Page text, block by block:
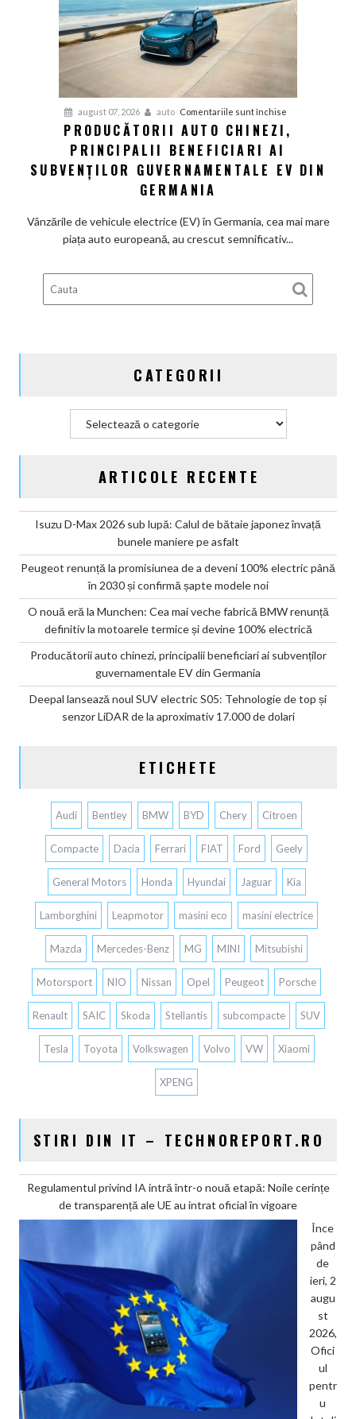
renunță
și
100%
august 07, 2026 auto Comentariile sunt închise
chinezi,
din
Germania
PRODUCĂTORII AUTO CHINEZI,
PRINCIPALII BENEFICIARI AI
SUBVENȚILOR GUVERNAMENTALE EV DIN
GERMANIA
Vânzările de vehicule electrice (EV) în Germania, cea mai mare
piața auto europeană, au crescut semnificativ...
CATEGORII
ARTICOLE RECENTE
Isuzu D-Max 2026 sub lupă: Calul de bătaie japonez învață
bunele maniere pe asfalt
Peugeot renunță la promisiunea de a deveni 100% electric până
în 2030 și confirmă șapte modele noi
O nouă eră la Munchen: Cea mai veche fabrică BMW renunță
definitiv la motoarele termice și devine 100% electrică
Producătorii auto chinezi, principalii beneficiari ai subvenților
guvernamentale EV din Germania
Deepal lansează noul SUV electric S05: Tehnologie de top și
senzor LiDAR de la aproximativ 17.000 de dolari
ETICHETE
Audi Bentley BMW BYD Chery Citroen
Compacte Dacia Ferrari FIAT Ford Geely
General Motors Honda Hyundai Jaguar Kia
Lamborghini Leapmotor masini eco masini electrice
Mazda Mercedes-Benz MG MINI Mitsubishi
Motorsport NIO Nissan Opel Peugeot Porsche
Renault SAIC Skoda Stellantis subcompacte SUV
Tesla Toyota Volkswagen Volvo VW Xiaomi
XPENG
STIRI DIN IT – TECHNOREPORT.RO
Regulamentul privind IA intră într-o nouă etapă: Noile cerințe
de transparență ale UE au intrat oficial în vigoare
Înce
pând
de
ieri, 2
augu
st
2026,
Ofici
ul
pentr
u